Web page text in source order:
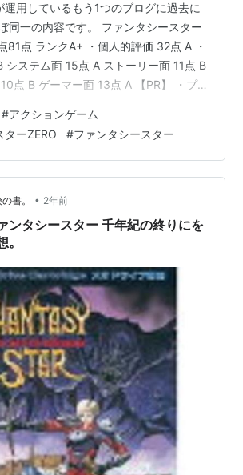
用しているもう1つのブログに過去に
同一の内容です。 ファンタシースター
81点 ランクA+ ・個人的評価 32点 A ・
システム面 15点 A ストーリー面 11点 B
点 B ゲーマー面 13点 A 【PR】 ・プ
オンライン(以下FSO)の流れを汲み取り
れたFSOとは一味違うアニメチックな
ーです。世界観、ストーリー、キャラ
の要素を一新。 3種族14タイプのキャ
の…
#アクションゲーム
ターZERO #ファンタシースター
書。 • 2年前
ンタシースター 千年紀の終りにを